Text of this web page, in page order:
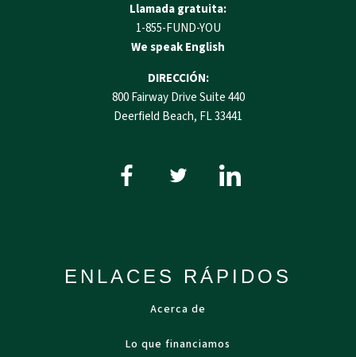
Llamada gratuita:
1-855-FUND-YOU
We speak English
DIRECCIÓN:
800 Fairway Drive Suite 440
Deerfield Beach, FL 33441
ENLACES RÁPIDOS
Acerca de
Lo que financiamos